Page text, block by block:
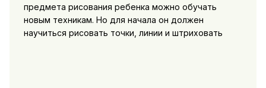
предмета рисования ребенка можно обучать
новым техникам. Но для начала он должен
научиться рисовать точки, линии и штриховать